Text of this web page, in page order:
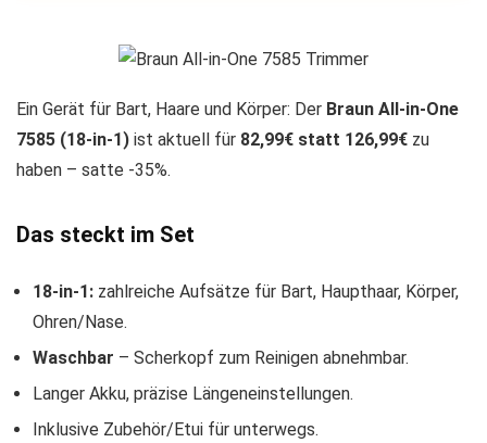
Ein Gerät für Bart, Haare und Körper: Der Braun All-in-One
7585 (18-in-1) ist aktuell für 82,99€ statt 126,99€ zu
haben – satte -35%.
Das steckt im Set
18-in-1: zahlreiche Aufsätze für Bart, Haupthaar, Körper,
Ohren/Nase.
Waschbar – Scherkopf zum Reinigen abnehmbar.
Langer Akku, präzise Längeneinstellungen.
Inklusive Zubehör/Etui für unterwegs.